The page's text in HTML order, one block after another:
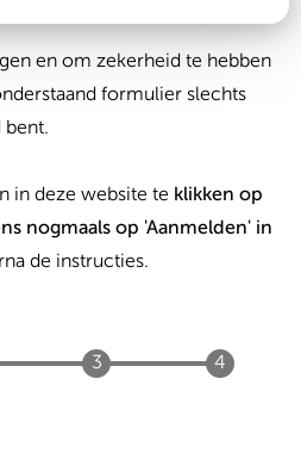
en om zekerheid te hebben
formulier slechts
bent.
in deze website te klikken op
nogmaals op 'Aanmelden' in
de instructies.